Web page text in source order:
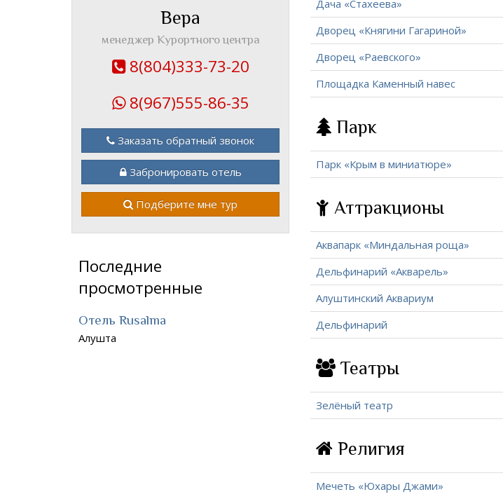
Дача «Стахеева»
Дворец «Княгини Гагариной»
Дворец «Раевского»
Площадка Каменный навес
Парк
Парк «Крым в миниатюре»
Аттракционы
Аквапарк «Миндальная роща»
Дельфинарий «Акварель»
Алуштинский Аквариум
Дельфинарий
Театры
Зелёный театр
Религия
Мечеть «Юхары Джами»
Вера
менеджер Курортного центра
8(804)333-73-20
8(967)555-86-35
Заказать обратный звонок
Забронировать отель
Подберите мне тур
Последние
просмотренные
Отель Rusalma
Алушта